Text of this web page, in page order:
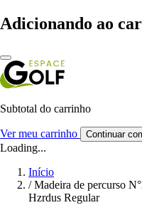
Adicionando ao
Subtotal do carrinho
Ver meu carrinho Continuar
Loading...
Início
/ Madeira de percurso
Hzrdus Regular